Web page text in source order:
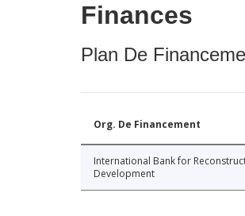
Finances
Plan De
Org. De Financement
International Bank for
Development